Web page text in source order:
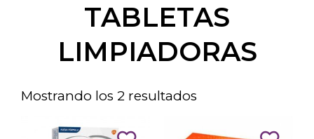
TABLETAS
LIMPIADORAS
Mostrando los 2 resultados